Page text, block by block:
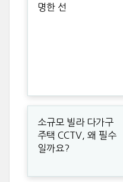
명한 선
소규모 빌라 다가구
주택 CCTV, 왜 필수
일까요?